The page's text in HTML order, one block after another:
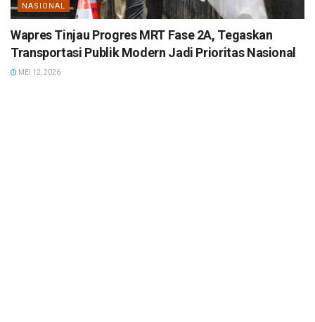
NASIONAL
Wapres Tinjau Progres MRT Fase 2A, Tegaskan
Transportasi Publik Modern Jadi Prioritas Nasional
MEI 12, 2026